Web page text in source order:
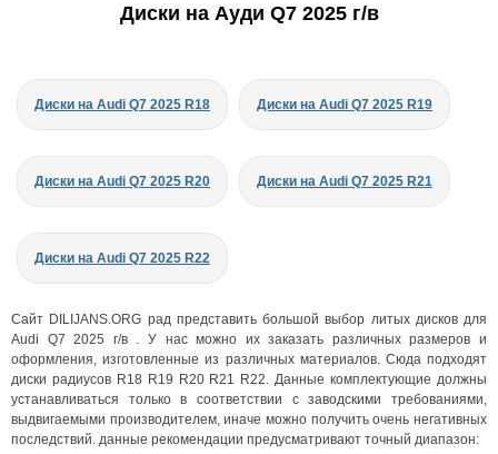
Диски на Ауди Q7 2025 г/в
Диски на Audi Q7 2025 R18 Диски на Audi Q7 2025 R19
Диски на Audi Q7 2025 R20 Диски на Audi Q7 2025 R21
Диски на Audi Q7 2025 R22
Сайт DILIJANS.ORG рад представить большой выбор литых дисков для
Audi Q7 2025 г/в . У нас можно их заказать различных размеров и
оформления, изготовленные из различных материалов. Сюда подходят
диски радиусов R18 R19 R20 R21 R22. Данные комплектующие должны
устанавливаться только в соответствии с заводскими требованиями,
выдвигаемыми производителем, иначе можно получить очень негативных
последствий. данные рекомендации предусматривают точный диапазон: